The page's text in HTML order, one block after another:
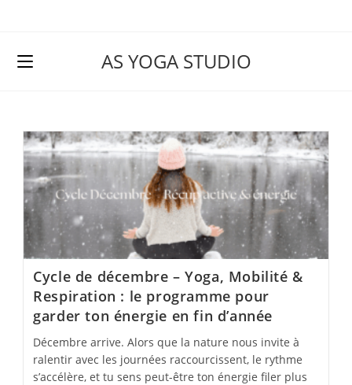
AS YOGA STUDIO
Cycle de décembre – Yoga, Mobilité &
Respiration : le programme pour
garder ton énergie en fin d’année
Décembre arrive. Alors que la nature nous invite à
ralentir avec les journées raccourcissent, le rythme
s’accélère, et tu sens peut-être ton énergie filer plus